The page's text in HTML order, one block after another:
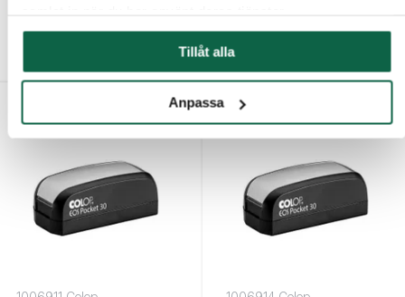
Tillåt alla
Anpassa
913,75 kr